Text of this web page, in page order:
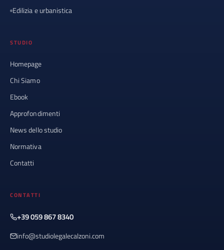
Edilizia e urbanistica
STUDIO
Homepage
Chi Siamo
Ebook
Approfondimenti
News dello studio
Normativa
Contatti
CONTATTI
+39 059 867 8340
info@studiolegalecalzoni.com